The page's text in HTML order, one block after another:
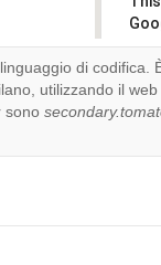
di codifica.
utilizzando il
sono